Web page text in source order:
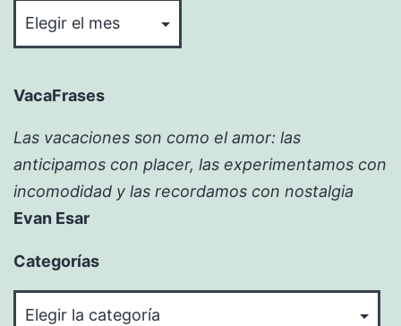
VacaFrases
Las vacaciones son como el amor: las
anticipamos con placer, las experimentamos con
incomodidad y las recordamos con nostalgia
Evan Esar
Categorías